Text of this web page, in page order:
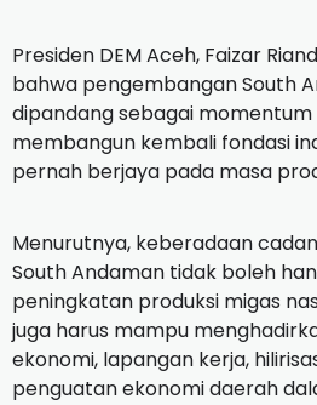
Presiden DEM Aceh, Faizar
bahwa pengembangan South
dipandang sebagai
membangun kembali fondasi
pernah berjaya pada masa
Menurutnya, keberadaan
South Andaman tidak boleh
peningkatan produksi migas
juga harus mampu
ekonomi, lapangan kerja,
penguatan ekonomi daerah